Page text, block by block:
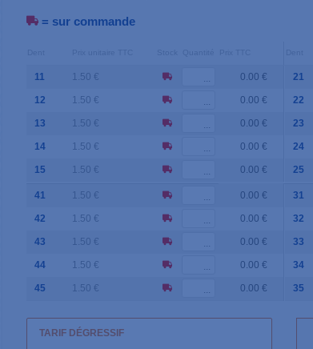
= sur commande
11 1.50 € 0.00 €
12 1.50 € 0.00 €
13 1.50 € 0.00 €
14 1.50 € 0.00 €
15 1.50 € 0.00 €
41 1.50 € 0.00 €
42 1.50 € 0.00 €
43 1.50 € 0.00 €
44 1.50 € 0.00 €
45 1.50 € 0.00 €
21
22
23
24
25
31
32
33
34
35
TARIF DÉGRESSIF